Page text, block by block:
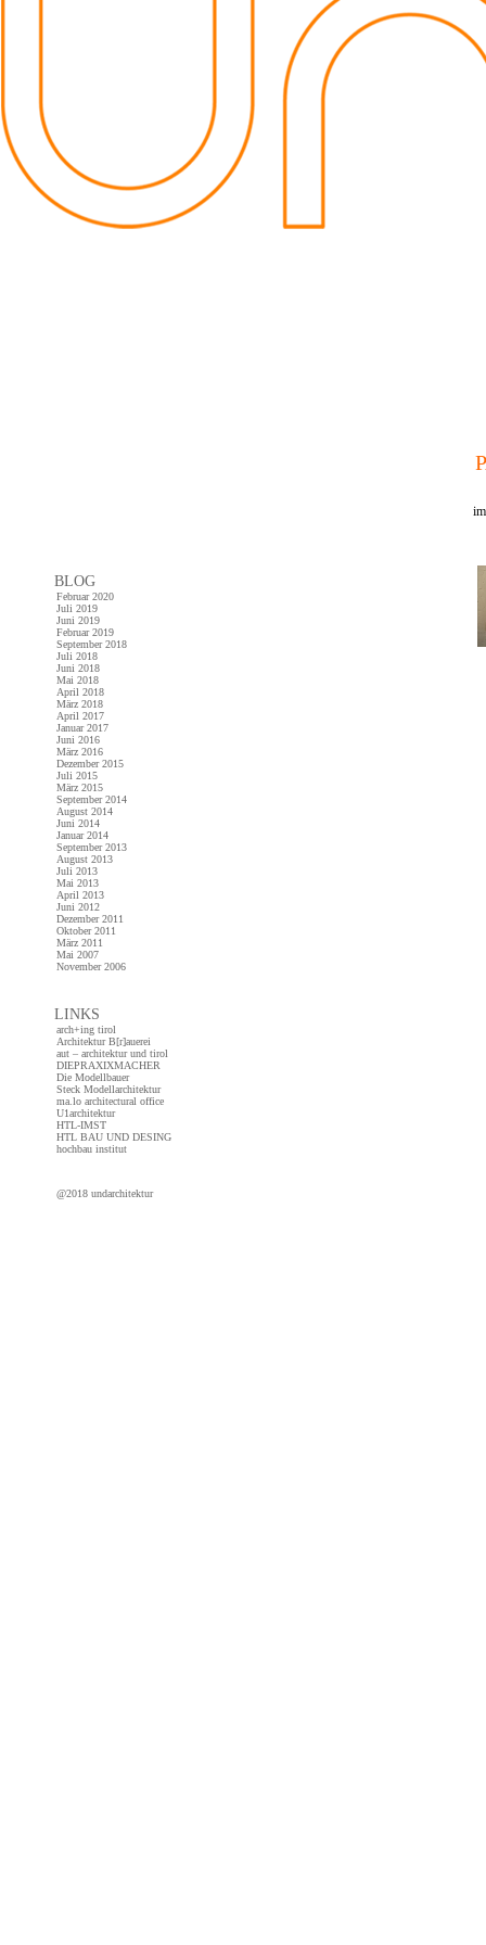
BLOG
Februar 2020
Juli 2019
Juni 2019
Februar 2019
September 2018
Juli 2018
Juni 2018
Mai 2018
April 2018
März 2018
April 2017
Januar 2017
Juni 2016
März 2016
Dezember 2015
Juli 2015
März 2015
September 2014
August 2014
Juni 2014
Januar 2014
September 2013
August 2013
Juli 2013
Mai 2013
April 2013
Juni 2012
Dezember 2011
Oktober 2011
März 2011
Mai 2007
November 2006
LINKS
arch+ing tirol
Architektur B[r]auerei
aut – architektur und tirol
DIEPRAXIXMACHER
Die Modellbauer
Steck Modellarchitektur
ma.lo architectural office
U1architektur
HTL-IMST
HTL BAU UND DESING
hochbau institut
@2018 undarchitektur